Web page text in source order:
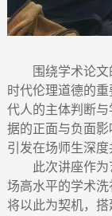
围绕学术论
时代伦理道德的
代人的主体判断
据的正面与负面
引发在场师生深度
此次讲座作
场高水平的学术
将以此为契机，